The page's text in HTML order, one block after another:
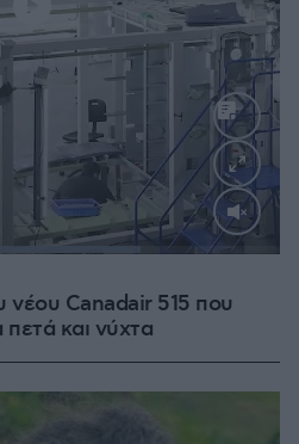
νέου Canadair 515 που
πετά και νύχτα